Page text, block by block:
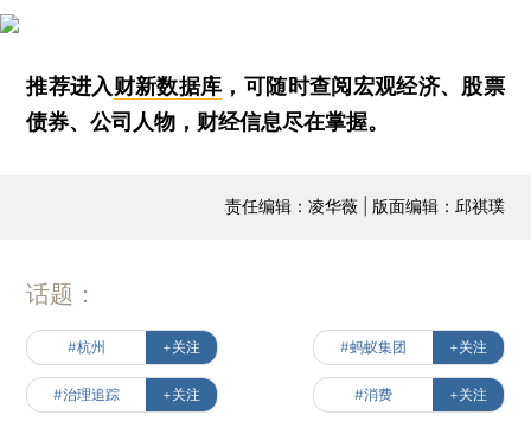
推荐进入财新数据库 ，可随时查阅宏观经济、股票
债券、公司人物，财经信息尽在掌握。
责任编辑：凌华薇 | 版面编辑：邱祺璞
话题：
#杭州 +关注 #蚂蚁集团 +关注
#治理追踪 +关注 #消费 +关注